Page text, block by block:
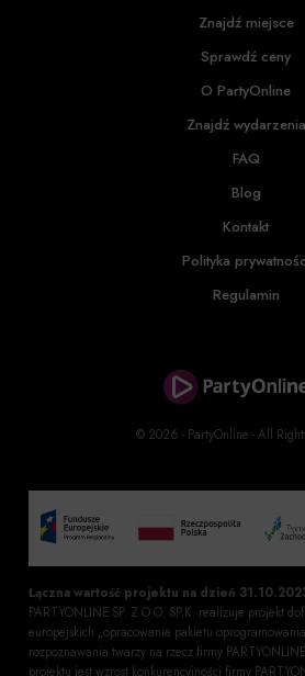
© 2026 - PartyOnline - All
Znajdź miejsce
Sprawdź ceny
O PartyOnline
Znajdź wydarzenia
FAQ
Blog
Kontakt
Polityka
Regulamin
Łączna wartość projektu na dzień
PARTYONLINE SP. Z O.O. SP.K. realizuje projekt
europejskich „opracowanie pakietu
rozpoznawania twarzy na rzecz firmy
projektu jest wzrost konkurencyjności firmy